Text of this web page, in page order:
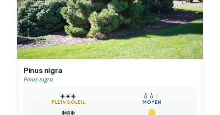
Pinus nigra
Pinus nigra
☀️☀️☀️
PLEIN SOLEIL
💧 💧 💧
MOYEN
❄️❄️❄️